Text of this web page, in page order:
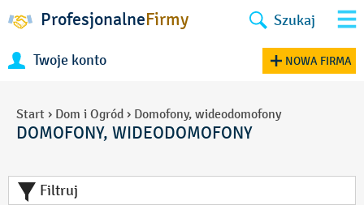
ProfesjonalneFirmy Szukaj
Twoje konto NOWA FIRMA
Start › Dom i Ogród › Domofony, wideodomofony
DOMOFONY, WIDEODOMOFONY
Filtruj